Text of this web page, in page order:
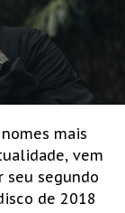
mais
vem
seu segundo
de 2018